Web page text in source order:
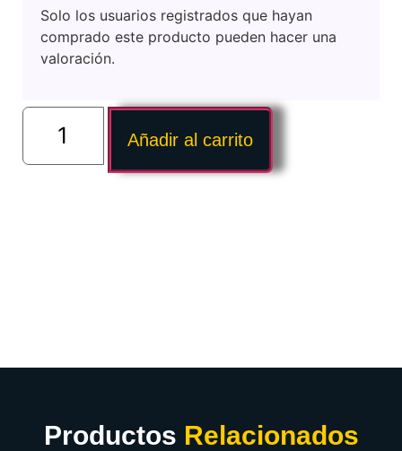
Solo los usuarios registrados que hayan
comprado este producto pueden hacer una
valoración.
Añadir al carrito
Productos Relacionados